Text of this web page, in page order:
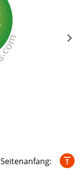
Seitenanfang: